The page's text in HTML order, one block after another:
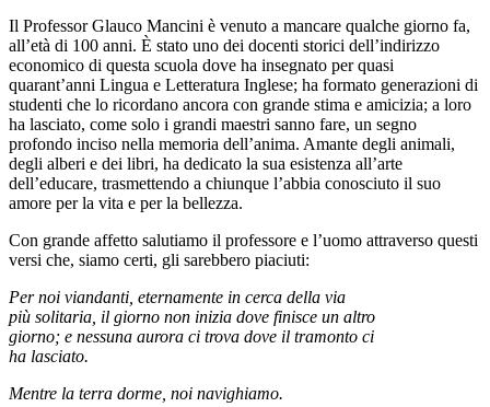
Il Professor Glauco Mancini è venuto a mancare qualche giorno fa,
all’età di 100 anni. È stato uno dei docenti storici dell’indirizzo
economico di questa scuola dove ha insegnato per quasi
quarant’anni Lingua e Letteratura Inglese; ha formato generazioni di
studenti che lo ricordano ancora con grande stima e amicizia; a loro
ha lasciato, come solo i grandi maestri sanno fare, un segno
profondo inciso nella memoria dell’anima. Amante degli animali,
degli alberi e dei libri, ha dedicato la sua esistenza all’arte
dell’educare, trasmettendo a chiunque l’abbia conosciuto il suo
amore per la vita e per la bellezza.
Con grande affetto salutiamo il professore e l’uomo attraverso questi
versi che, siamo certi, gli sarebbero piaciuti:
Per noi viandanti, eternamente in cerca della via
più solitaria, il giorno non inizia dove finisce un altro
giorno; e nessuna aurora ci trova dove il tramonto ci
ha lasciato.
Mentre la terra dorme, noi navighiamo.